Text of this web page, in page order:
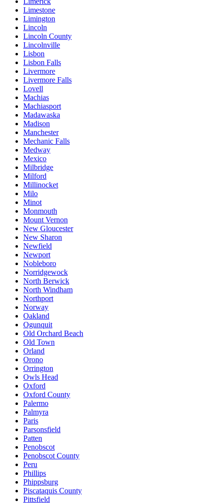
Limestone
Limington
Lincoln
Lincoln County
Lincolnville
Lisbon
Lisbon Falls
Livermore
Livermore Falls
Lovell
Machias
Machiasport
Madawaska
Madison
Manchester
Mechanic Falls
Medway
Mexico
Milbridge
Milford
Millinocket
Milo
Minot
Monmouth
Mount Vernon
New Gloucester
New Sharon
Newfield
Newport
Nobleboro
Norridgewock
North Berwick
North Windham
Northport
Norway
Oakland
Ogunquit
Old Orchard Beach
Old Town
Orland
Orono
Orrington
Owls Head
Oxford
Oxford County
Palermo
Palmyra
Paris
Parsonsfield
Patten
Penobscot
Penobscot County
Peru
Phillips
Phippsburg
Piscataquis County
Pittsfield